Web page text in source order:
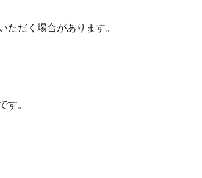
ただく場合があります。
す。